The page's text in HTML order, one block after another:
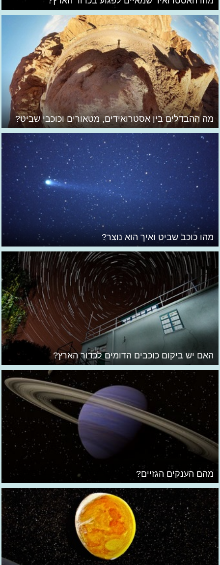
מה ההבדלים בין אסטרואידים, מטאורים וכוכבי שביט?
מהו כוכב שביט ואיך הוא נוצר?
האם יש ביקום כוכבים הדומים לכדור הארץ?
מהם הענקים הגזיים?